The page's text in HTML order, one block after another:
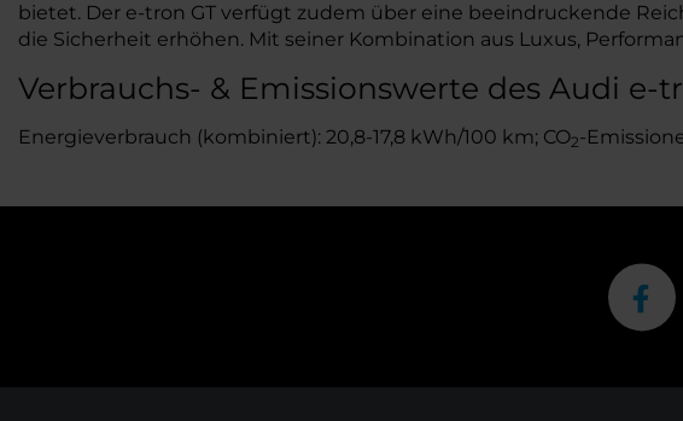
bietet. Der e-tron GT verfügt zudem über eine beeindruckende
die Sicherheit erhöhen. Mit seiner Kombination aus Luxus,
Verbrauchs- & Emissionswerte des Audi e-
Energieverbrauch (kombiniert): 20,8-17,8 kWh/100 km; CO2-